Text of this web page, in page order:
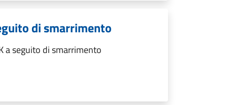
di smarrimento
a seguito di smarrimento